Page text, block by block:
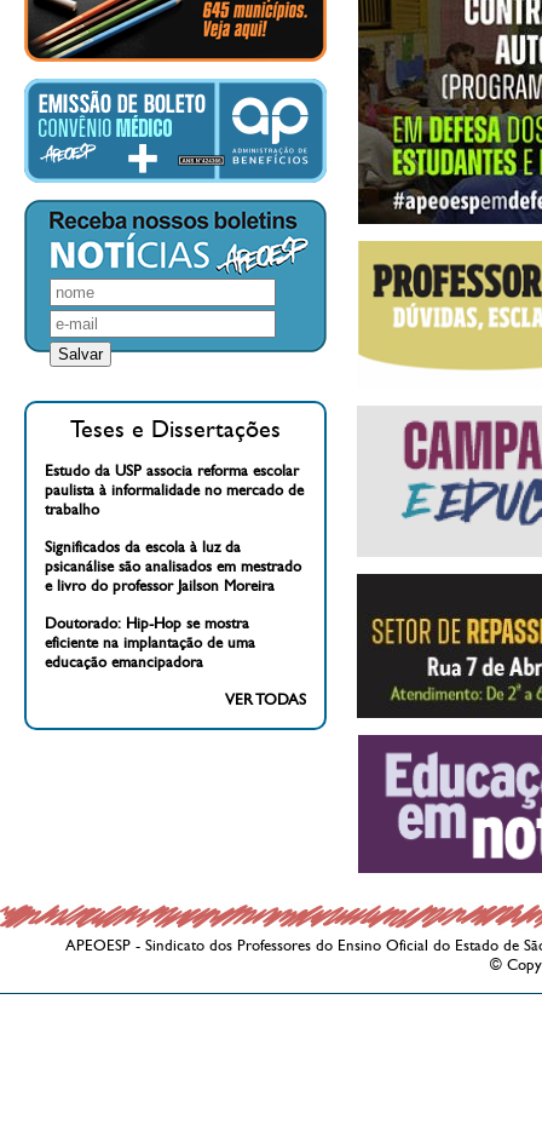
Teses e Dissertações
Estudo da USP associa reforma escolar
paulista à informalidade no mercado de
trabalho
Significados da escola à luz da
psicanálise são analisados em mestrado
e livro do professor Jailson Moreira
Doutorado: Hip-Hop se mostra
eficiente na implantação de uma
educação emancipadora
VER TODAS
APEOESP - Sindicato dos Professores do Ensino Oficial do Estado de
©